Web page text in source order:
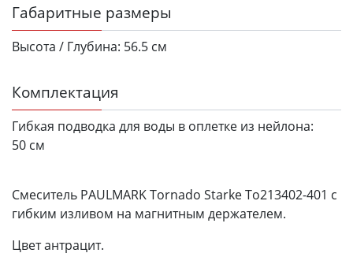
Габаритные размеры
Высота / Глубина: 56.5 см
Комплектация
Гибкая подводка для воды в оплетке из нейлона:
50 см
Смеситель PAULMARK Tornado Starke To213402-401 с
гибким изливом на магнитным держателем.
Цвет антрацит.